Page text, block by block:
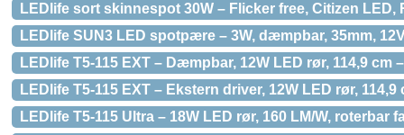
LEDlife sort skinnespot 30W – Flicker free, Citizen
LEDlife SUN3 LED spotpære – 3W, dæmpbar, 35mm,
LEDlife T5-115 EXT – Dæmpbar, 12W LED rør, 114,9
LEDlife T5-115 EXT – Ekstern driver, 12W LED rør, 114,9
LEDlife T5-115 Ultra – 18W LED rør, 160 LM/W, roterbar